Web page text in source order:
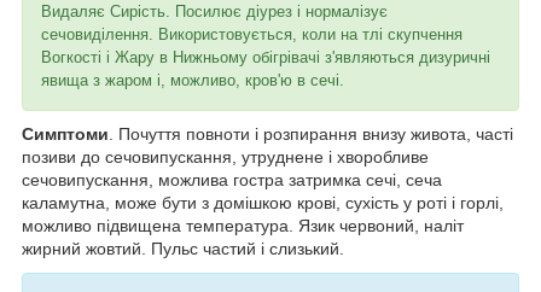
Видаляє Сирість. Посилює діурез і нормалізує
сечовиділення. Використовується, коли на тлі скупчення
Вогкості і Жару в Нижньому обігрівачі з'являються дизуричні
явища з жаром і, можливо, кров'ю в сечі.
Симптоми . Почуття повноти і розпирання внизу живота, часті
позиви до сечовипускання, утруднене і хворобливе
сечовипускання, можлива гостра затримка сечі, сеча
каламутна, може бути з домішкою крові, сухість у роті і горлі,
можливо підвищена температура. Язик червоний, наліт
жирний жовтий. Пульс частий і слизький.